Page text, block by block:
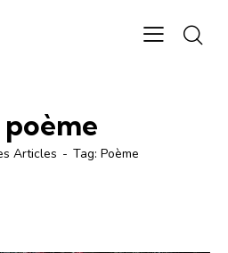
poème
Articles Tag: Poème